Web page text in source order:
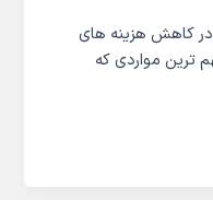
در کاهش هزینه های
ترین مواردی که